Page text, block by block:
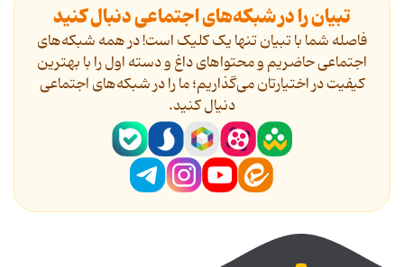
تبیان را در شبکه‌های اجتماعی دنبال کنید
فاصله شما با تبیان تنها یک کلیک است! در همه شبکه‌های
اجتماعی حاضریم و محتواهای داغ و دسته اول را با بهترین
کیفیت در اختیارتان می‌گذاریم؛ ما را در شبکه‌های اجتماعی
دنیال کنید.